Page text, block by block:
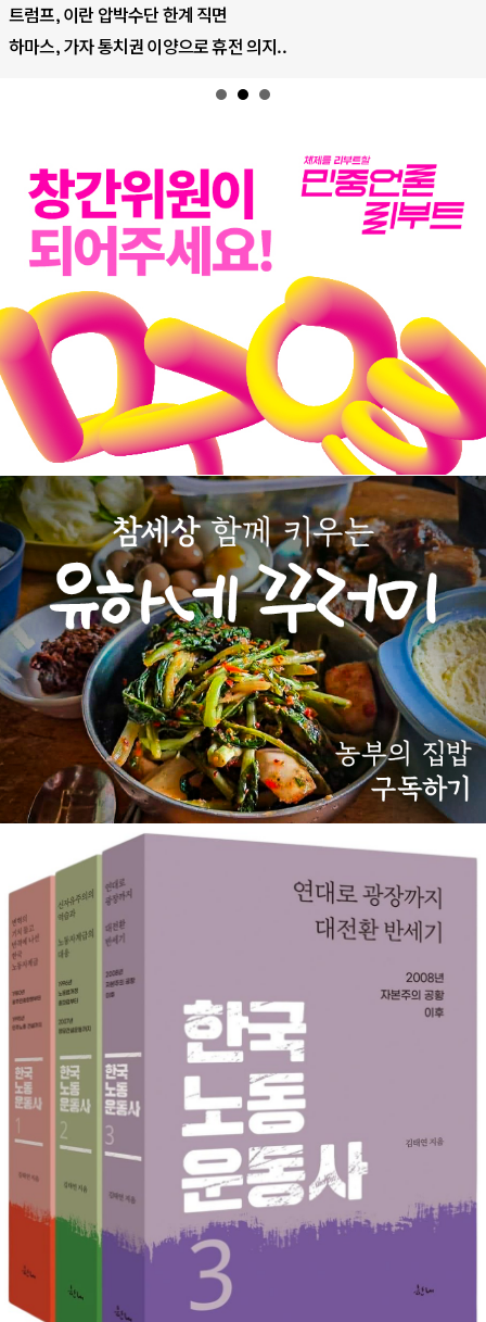
AI의 숨은 환경 비용: 데이터센터 확산..
AI는 어떻게 미국 민주주의를 잠식하고 ..